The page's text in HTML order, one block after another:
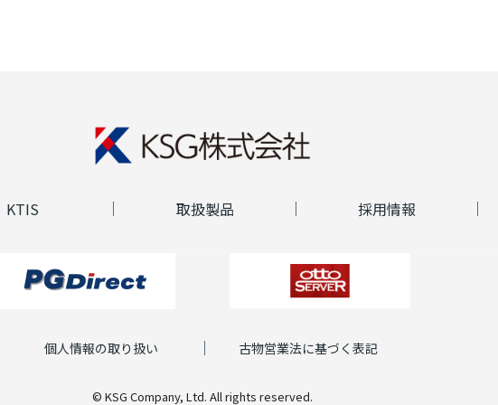
KTIS 取扱製品 採用情報
個人情報の取り扱い 古物営業法に基づく表記
© KSG Company, Ltd. All rights reserved.